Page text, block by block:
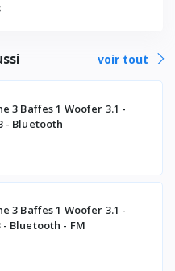
voir tout
3 Baffes 1 Woofer 3.1 -
- Bluetooth
3 Baffes 1 Woofer 3.1 -
- Bluetooth - FM